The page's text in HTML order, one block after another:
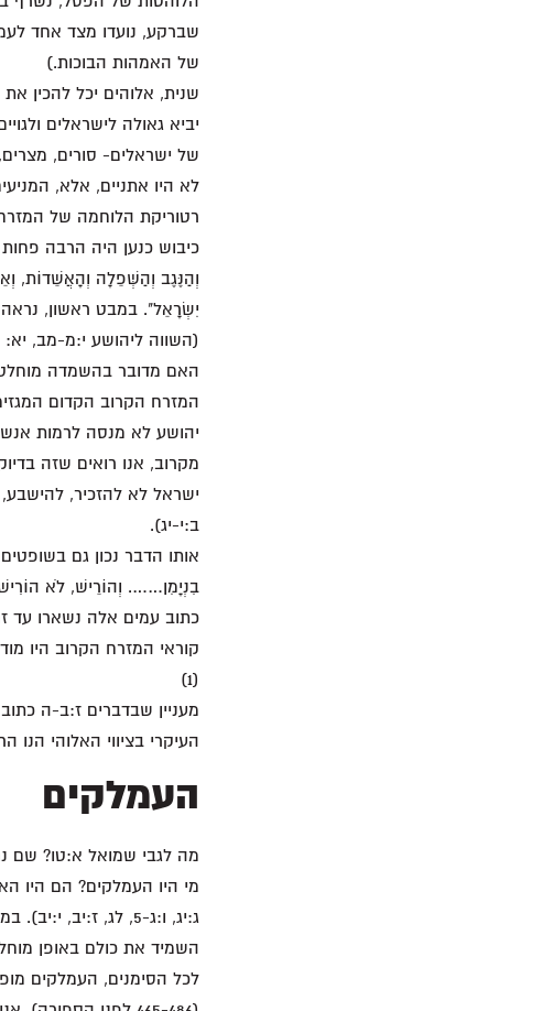
שברקע, נועדו מצד אחד
של האמהות הבוכות.)
שנית, אלוהים יכל להכין
יביא גאולה לישראלים
של ישראלים- סורים,
לא היו אתניים, אלא,
רטוריקת הלוחמה של
כיבוש כנען היה הרבה
וְהַנֶּגֶב וְהַשְּׁפֵלָה וְהָאֲשֵׁדוֹת,
יִשְׂרָאֵל". במבט ראשון,
(השווה ליהושע י:מ-מב,
האם מדובר בהשמדה
המזרח הקרוב הקדום
יהושע לא מנסה לרמות
מקרוב, אנו רואים שזה
ישראל לא להזכיר,
ב:י-יג).
אותו הדבר נכון גם
בִנְיָמִן……. וְהוֹרֵישׁ, לֹא
כתוב עמים אלה נשארו עד
קוראי המזרח הקרוב היו
(1)
מעניין שבדברים ז:ב-ה
העיקרי בציווי האלוהי
העמלקים
מה לגבי שמואל א:טו? שם
מי היו העמלקים? הם היו
השמיד את כולם באופן
לכל הסימנים, העמלקים